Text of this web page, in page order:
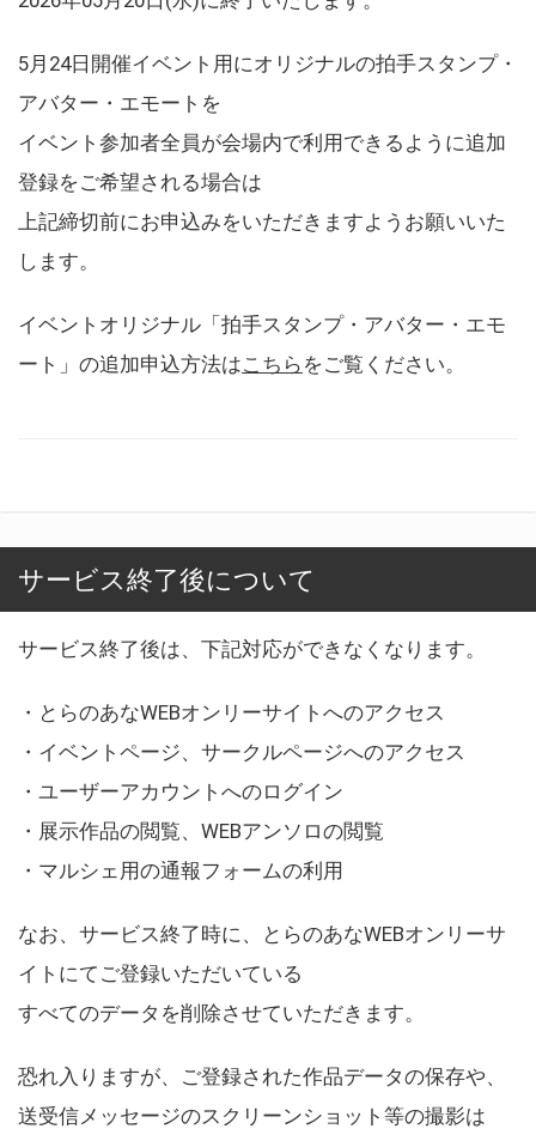
5月24日開催イベント用にオリジナルの拍手スタンプ・
アバター・エモートを
イベント参加者全員が会場内で利用できるように追加
登録をご希望される場合は
上記締切前にお申込みをいただきますようお願いいた
します。
イベントオリジナル「拍手スタンプ・アバター・エモ
ート」の追加申込方法はこちら をご覧ください。
サービス終了後について
サービス終了後は、下記対応ができなくなります。
・とらのあなWEBオンリーサイトへのアクセス
・イベントページ、サークルページへのアクセス
・ユーザーアカウントへのログイン
・展示作品の閲覧、WEBアンソロの閲覧
・マルシェ用の通報フォームの利用
なお、サービス終了時に、とらのあなWEBオンリーサ
イトにてご登録いただいている
すべてのデータを削除させていただきます。
恐れ入りますが、ご登録された作品データの保存や、
送受信メッセージのスクリーンショット等の撮影は